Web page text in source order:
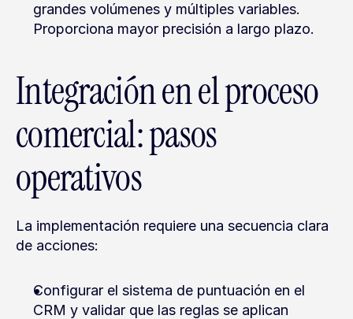
grandes volúmenes y múltiples variables.
Proporciona mayor precisión a largo plazo.
Integración en el proceso
comercial: pasos
operativos
La implementación requiere una secuencia clara
de acciones:
Configurar el sistema de puntuación en el
CRM y validar que las reglas se aplican